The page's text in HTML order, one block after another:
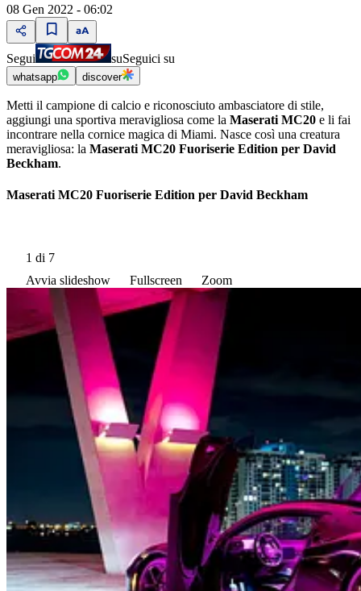
08 Gen 2022 - 06:02
Segui suSeguici su
whatsapp discover
Metti il campione di calcio e riconosciuto ambasciatore di stile,
aggiungi una sportiva meravigliosa come la Maserati MC20 e li fai
incontrare nella cornice magica di Miami. Nasce così una creatura
meravigliosa: la Maserati MC20 Fuoriserie Edition per David
Beckham.
Maserati MC20 Fuoriserie Edition per David Beckham
1 di 7
Avvia slideshow
Fullscreen Zoom